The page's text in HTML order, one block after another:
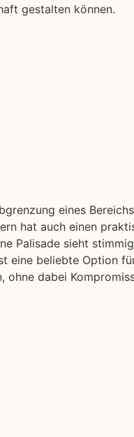
gestalten können.
eines
hat auch einen
Palisade sieht
eine beliebte Option
dabei